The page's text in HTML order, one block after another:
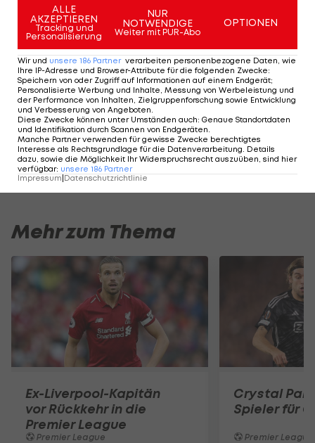
zumindest vorübergehend die Tabellenführung
von der PSV Eindhoven (37 Punkte/ein Spiel
weniger) zurück. Feyenoord bleibt als Dritter mit
36 Zählern allerdings in Schlagdistanz.
Highlights: Amstetten schießt Admira in
die Krise
Fußball - ADMIRAL 2. Liga
Highlights: Nach
Austria Salzburg
Fußball -
Mehr zum Thema
Ex-Liverpool-Kapitän
vor Rückkehr in die
Premier League
Premier League
Crystal
Spieler für
Premier League
ALLE
AKZEPTIEREN
Tracking und
Personalisierung
NUR
NOTWENDIGE
Weiter mit PUR-Abo
OPTIONEN
Wir und unsere 186 Partner verarbeiten personenbezogene Daten, wie
Ihre IP-Adresse und Browser-Attribute für die folgenden Zwecke:
Speichern von oder Zugriff auf Informationen auf einem Endgerät;
Personalisierte Werbung und Inhalte, Messung von Werbeleistung und
der Performance von Inhalten, Zielgruppenforschung sowie Entwicklung
und Verbesserung von Angeboten
Diese Zwecke können unter Umständen auch: Genaue Standortdaten
und Identifikation durch Scannen von Endgeräten
Manche Partner verwenden für gewisse Zwecke berechtigtes
Interesse als Rechtsgrundlage für die Datenverarbeitung. Details
dazu, sowie die Möglichkeit Ihr Widerspruchsrecht auszuüben, sind hier
verfügbar: unsere 186 Partner
Impressum|Datenschutzrichtlinie